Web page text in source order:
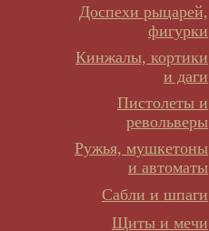
Доспехи рыцарей,
фигурки
Кинжалы, кортики
и даги
Пистолеты и
револьверы
Ружья, мушкетоны
и автоматы
Сабли и шпаги
Щиты и мечи